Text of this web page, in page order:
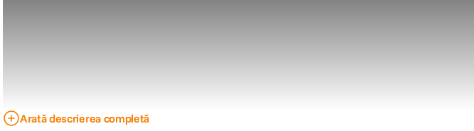
Arată descrierea completă